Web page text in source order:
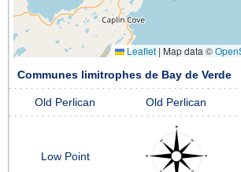
Leaflet | Map data ©
Communes limitrophes de Bay de Verde
Old Perlican Old Perlican
Low Point